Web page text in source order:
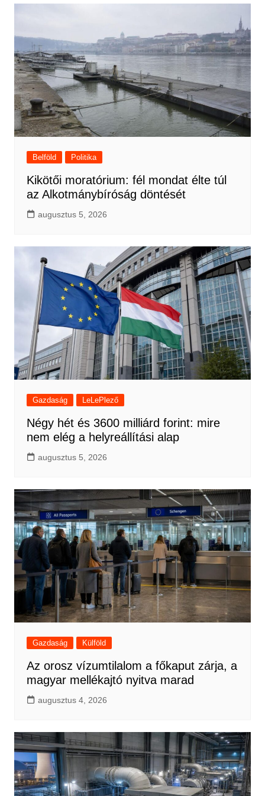
Belföld Politika
Kikötői moratórium: fél mondat élte túl
az Alkotmánybíróság döntését
augusztus 5, 2026
Gazdaság LeLePlező
Négy hét és 3600 milliárd forint: mire
nem elég a helyreállítási alap
augusztus 5, 2026
Gazdaság Külföld
Az orosz vízumtilalom a főkaput zárja, a
magyar mellékajtó nyitva marad
augusztus 4, 2026